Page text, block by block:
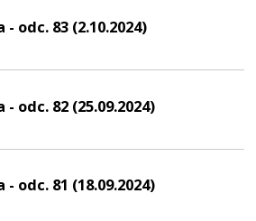
odc. 83 (2.10.2024)
odc. 82 (25.09.2024)
odc. 81 (18.09.2024)